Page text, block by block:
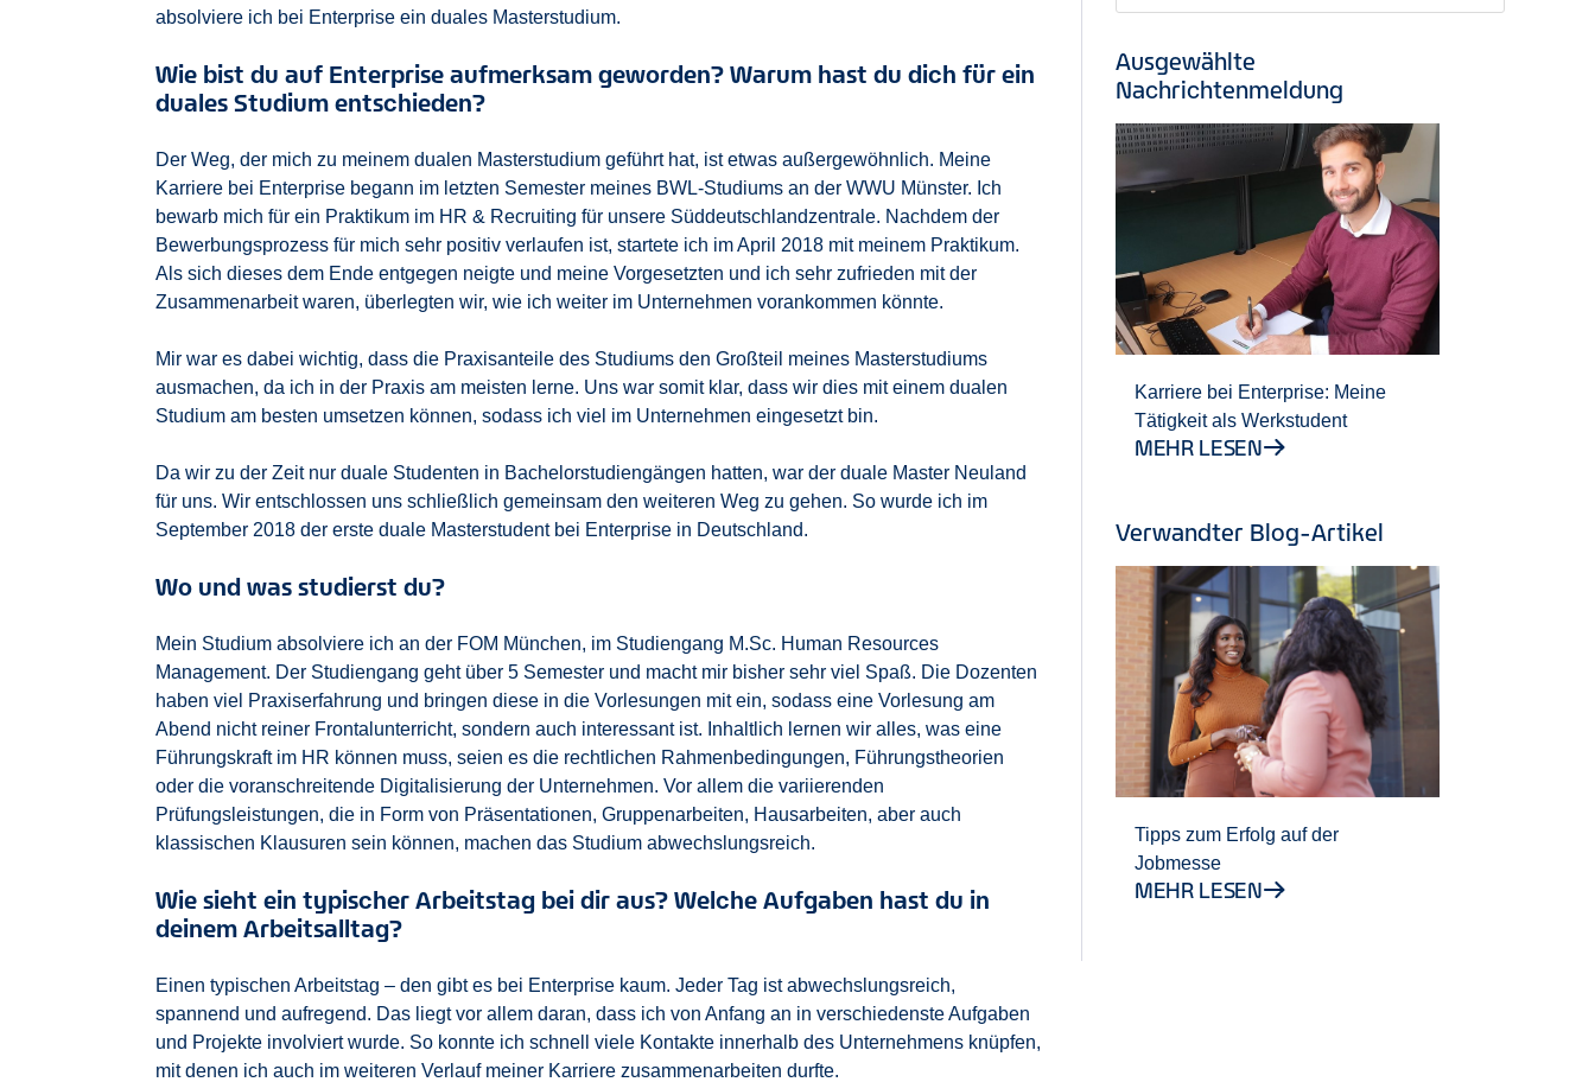
absolviere ich bei Enterprise ein duales Masterstudium.
Wie bist du auf Enterprise aufmerksam geworden? Warum hast du dich für ein
duales Studium entschieden?
Der Weg, der mich zu meinem dualen Masterstudium geführt hat, ist etwas außergewöhnlich. Meine
Karriere bei Enterprise begann im letzten Semester meines BWL-Studiums an der WWU Münster. Ich
bewarb mich für ein Praktikum im HR & Recruiting für unsere Süddeutschlandzentrale. Nachdem der
Bewerbungsprozess für mich sehr positiv verlaufen ist, startete ich im April 2018 mit meinem Praktikum.
Als sich dieses dem Ende entgegen neigte und meine Vorgesetzten und ich sehr zufrieden mit der
Zusammenarbeit waren, überlegten wir, wie ich weiter im Unternehmen vorankommen könnte.
Mir war es dabei wichtig, dass die Praxisanteile des Studiums den Großteil meines Masterstudiums
ausmachen, da ich in der Praxis am meisten lerne. Uns war somit klar, dass wir dies mit einem dualen
Studium am besten umsetzen können, sodass ich viel im Unternehmen eingesetzt bin.
Da wir zu der Zeit nur duale Studenten in Bachelorstudiengängen hatten, war der duale Master Neuland
für uns. Wir entschlossen uns schließlich gemeinsam den weiteren Weg zu gehen. So wurde ich im
September 2018 der erste duale Masterstudent bei Enterprise in Deutschland.
Wo und was studierst du?
Mein Studium absolviere ich an der FOM München, im Studiengang M.Sc. Human Resources
Management. Der Studiengang geht über 5 Semester und macht mir bisher sehr viel Spaß. Die Dozenten
haben viel Praxiserfahrung und bringen diese in die Vorlesungen mit ein, sodass eine Vorlesung am
Abend nicht reiner Frontalunterricht, sondern auch interessant ist. Inhaltlich lernen wir alles, was eine
Führungskraft im HR können muss, seien es die rechtlichen Rahmenbedingungen, Führungstheorien
oder die voranschreitende Digitalisierung der Unternehmen. Vor allem die variierenden
Prüfungsleistungen, die in Form von Präsentationen, Gruppenarbeiten, Hausarbeiten, aber auch
klassischen Klausuren sein können, machen das Studium abwechslungsreich.
Wie sieht ein typischer Arbeitstag bei dir aus? Welche Aufgaben hast du in
deinem Arbeitsalltag?
Einen typischen Arbeitstag – den gibt es bei Enterprise kaum. Jeder Tag ist abwechslungsreich,
spannend und aufregend. Das liegt vor allem daran, dass ich von Anfang an in verschiedenste Aufgaben
und Projekte involviert wurde. So konnte ich schnell viele Kontakte innerhalb des Unternehmens knüpfen,
mit denen ich auch im weiteren Verlauf meiner Karriere zusammenarbeiten durfte.
Ausgewählte
Nachrichtenmeldung
Karriere bei Enterprise: Meine
Tätigkeit als Werkstudent
MEHR LESEN
Verwandter Blog-Artikel
Tipps zum Erfolg auf der
Jobmesse
MEHR LESEN